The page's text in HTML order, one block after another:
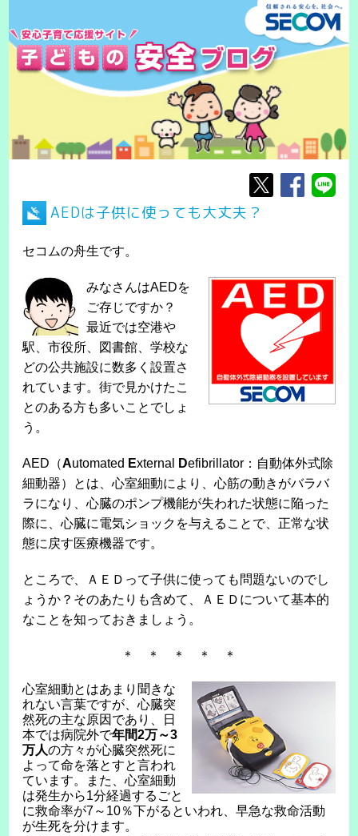
AEDは子供に使っても大丈夫？
セコムの舟生です。
みなさんはAEDを
ご存じですか？
最近では空港や
駅、市役所、図書館、学校な
どの公共施設に数多く設置さ
れています。街で見かけたこ
とのある方も多いことでしょ
う。
AED（Automated External Defibrillator：自動体外式除
細動器）とは、心室細動により、心筋の動きがバラバ
ラになり、心臓のポンプ機能が失われた状態に陥った
際に、心臓に電気ショックを与えることで、正常な状
態に戻す医療機器です。
ところで、ＡＥＤって子供に使っても問題ないのでし
ょうか？そのあたりも含めて、ＡＥＤについて基本的
なことを知っておきましょう。
＊ ＊ ＊ ＊ ＊
心室細動とはあまり聞きな
れない言葉ですが、心臓突
然死の主な原因であり、日
本では病院外で年間2万～3
万人の方々が心臓突然死に
よって命を落とすと言われ
ています。また、心室細動
は発生から1分経過するごと
に救命率が7～10％下がるといわれ、早急な救命活動
が生死を分けます。